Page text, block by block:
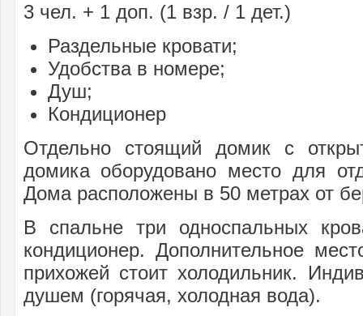
3 чел. + 1 доп. (1 взр. / 1 дет.)
Раздельные кровати;
Удобства в номере;
Душ;
Кондиционер
Отдельно стоящий домик с
домика оборудовано место для
Дома расположены в 50 метрах от
В спальне три односпальных
кондиционер. Дополнительное
прихожей стоит холодильник.
душем (горячая, холодная вода).